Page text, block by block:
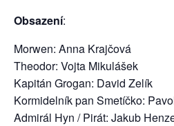
Obsazení:
Morwen: Anna Krajčová
Theodor: Vojta Mikulášek
Kapitán Grogan: David Zelík
Kormidelník pan Smetíčko:
Admirál Hyn / Pirát: Jakub